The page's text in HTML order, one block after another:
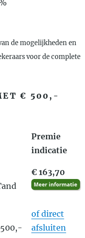
de mogelijkheden en
voor de complete
€ 500,-
Premie
indicatie
€ 163,70
of direct
afsluiten